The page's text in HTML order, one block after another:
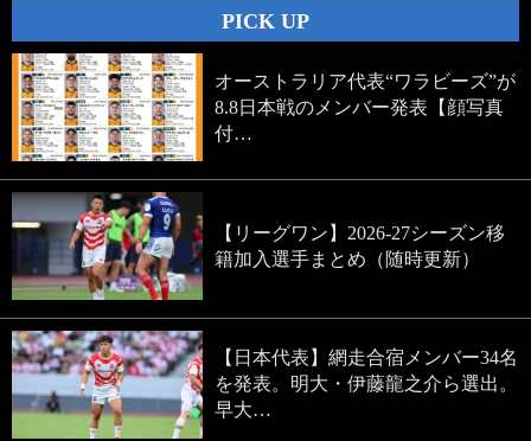
PICK UP
オーストラリア代表“ワラビーズ”が
8.8日本戦のメンバー発表【顔写真
付…
【リーグワン】2026-27シーズン移
籍加入選手まとめ（随時更新）
【日本代表】網走合宿メンバー34名
を発表。明大・伊藤龍之介ら選出。
早大…